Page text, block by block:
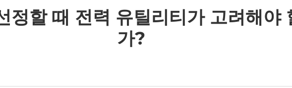
정할 때 전력 유틸리티가 고려해야
가?